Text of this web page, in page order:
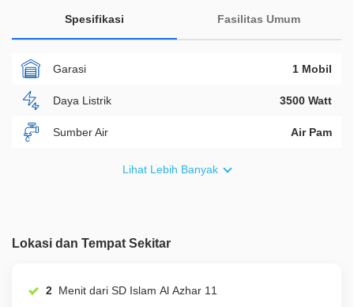
Spesifikasi Fasilitas Umum
Garasi 1 Mobil
Daya Listrik 3500 Watt
Sumber Air Air Pam
Lihat Lebih Banyak
Lokasi dan Tempat Sekitar
2 Menit dari SD Islam Al Azhar 11